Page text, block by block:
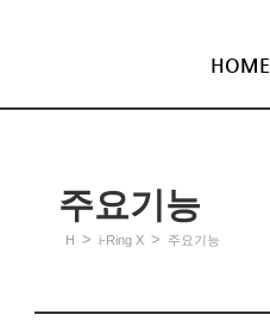
HOME
주요기능
H > i-Ring X > 주요기능